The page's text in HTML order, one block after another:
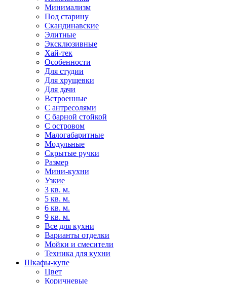
Минимализм
Под старину
Скандинавские
Элитные
Эксклюзивные
Хай-тек
Особенности
Для студии
Для хрущевки
Для дачи
Встроенные
С антресолями
С барной стойкой
С островом
Малогабаритные
Модульные
Скрытые ручки
Размер
Мини-кухни
Узкие
3 кв. м.
5 кв. м.
6 кв. м.
9 кв. м.
Все для кухни
Варианты отделки
Мойки и смесители
Техника для кухни
Шкафы-купе
Цвет
Коричневые